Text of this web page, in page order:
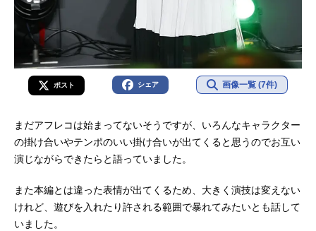
ポスト シェア 画像一覧 (7件)
まだアフレコは始まってないそうですが、いろんなキャラクター
の掛け合いやテンポのいい掛け合いが出てくると思うのでお互い
演じながらできたらと語っていました。
また本編とは違った表情が出てくるため、大きく演技は変えない
けれど、遊びを入れたり許される範囲で暴れてみたいとも話して
いました。